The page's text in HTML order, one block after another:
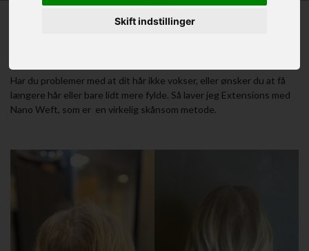
Skift indstillinger
Har du problemer med at dit hår ikke vokser, eller ønsker du at få
længere hår eller bare lidt mere fylde. Så laver jeg Extensions med
Nano Weft, som er en virkelig skånsom metode.